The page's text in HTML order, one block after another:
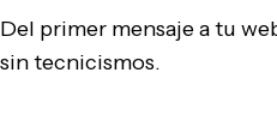
Del primer mensaje a tu
sin tecnicismos.